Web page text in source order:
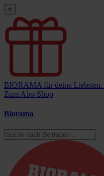
×
BIORAMA für deine Liebsten.
Zum Abo-Shop
Biorama